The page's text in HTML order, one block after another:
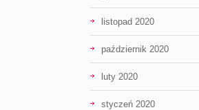
listopad 2020
październik 2020
luty 2020
styczeń 2020